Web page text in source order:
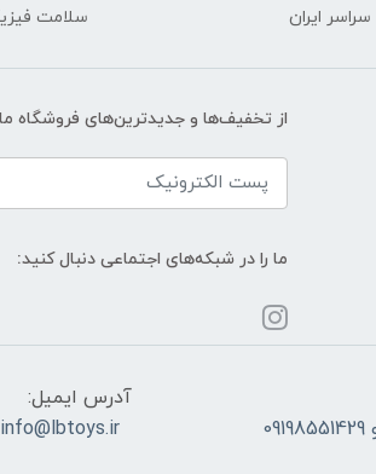
ایران سلامت
از تخفیف‌ها و جدیدترین‌های فروشگاه
ما را در شبکه‌های اجتماعی دنبال کنید:
آدرس ایمیل:
info@lbtoys.ir